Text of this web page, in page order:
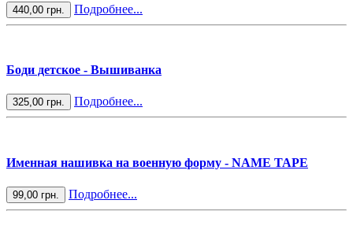
440,00 грн. Подробнее...
Боди детское - Вышиванка
325,00 грн. Подробнее...
Именная нашивка на военную форму - NAME TAPE
99,00 грн. Подробнее...